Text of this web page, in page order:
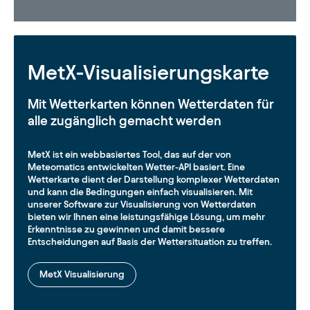
Wasser-/Eisakkumulationsmodell (simuliert
die Straßenverhältnisse)
Fahrbahnglätte-Index
(verfügbar für die Intervalle
1h, 3h, 6h, 12h, 24h)
Straßenoberflächentemperatur ist wichtig für
Meteomatics, um den Parameter für Straßenglätte
zu berechnen. Dieser kann so konfiguriert werden,
dass er Warnungen für die Wahrscheinlichkeit von
glatten Straßen liefert.
Wahrscheinlichkeit für rutschige
Straßenverhältnisse (0 - 100% )
Binärer Index (0: keine rutschigen
Straßenverhältnisse, 1: rutschige
MetX-Visualisierungskarte
Mit Wetterkarten können Wetterdaten für
alle zugänglich gemacht werden
MetX ist ein webbasiertes Tool, das auf der von
Meteomatics entwickelten Wetter-API basiert. Eine
Wetterkarte dient der Darstellung komplexer Wetterdaten
und kann die Bedingungen einfach visualisieren. Mit
unserer Software zur Visualisierung von Wetterdaten
bieten wir Ihnen eine leistungsfähige Lösung, um mehr
Erkenntnisse zu gewinnen und damit bessere
Entscheidungen auf Basis der Wettersituation zu treffen.
MetX Visualisierung